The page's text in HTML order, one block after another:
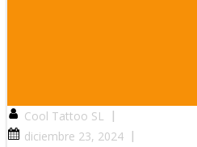
Cool Tattoo SL
|
diciembre 23, 2024 |